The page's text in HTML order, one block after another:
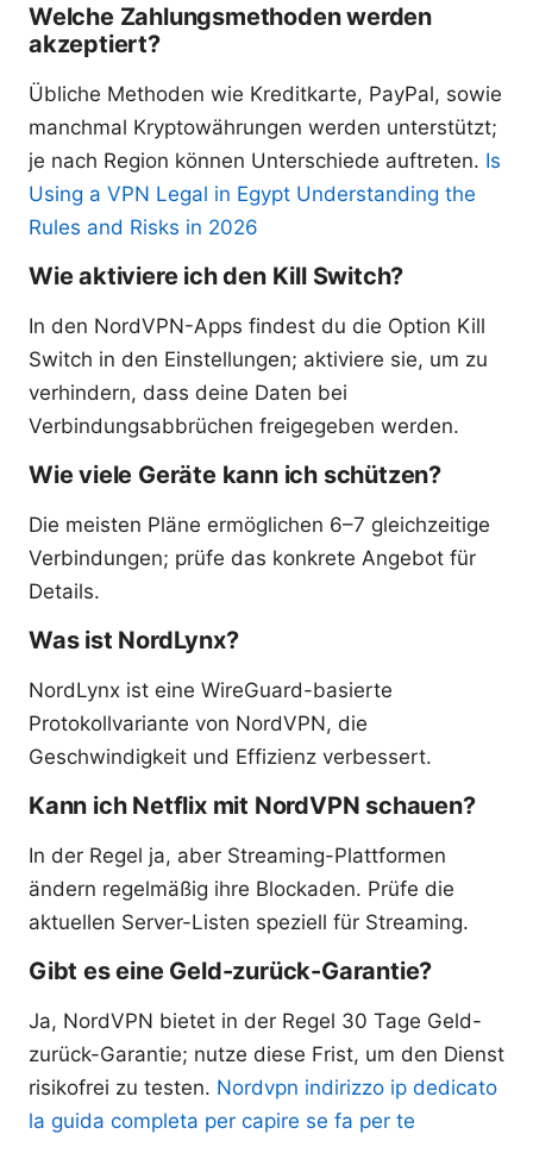
Welche Zahlungsmethoden werden
akzeptiert?
Übliche Methoden wie Kreditkarte, PayPal, sowie
manchmal Kryptowährungen werden unterstützt;
je nach Region können Unterschiede auftreten. Is
Using a VPN Legal in Egypt Understanding the
Rules and Risks in 2026
Wie aktiviere ich den Kill Switch?
In den NordVPN-Apps findest du die Option Kill
Switch in den Einstellungen; aktiviere sie, um zu
verhindern, dass deine Daten bei
Verbindungsabbrüchen freigegeben werden.
Wie viele Geräte kann ich schützen?
Die meisten Pläne ermöglichen 6–7 gleichzeitige
Verbindungen; prüfe das konkrete Angebot für
Details.
Was ist NordLynx?
NordLynx ist eine WireGuard-basierte
Protokollvariante von NordVPN, die
Geschwindigkeit und Effizienz verbessert.
Kann ich Netflix mit NordVPN schauen?
In der Regel ja, aber Streaming-Plattformen
ändern regelmäßig ihre Blockaden. Prüfe die
aktuellen Server-Listen speziell für Streaming.
Gibt es eine Geld-zurück-Garantie?
Ja, NordVPN bietet in der Regel 30 Tage Geld-
zurück-Garantie; nutze diese Frist, um den Dienst
risikofrei zu testen. Nordvpn indirizzo ip dedicato
la guida completa per capire se fa per te